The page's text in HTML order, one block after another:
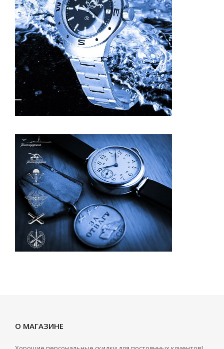
О МАГАЗИНЕ